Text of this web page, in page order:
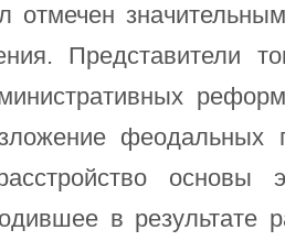
Представители
основы
в результате